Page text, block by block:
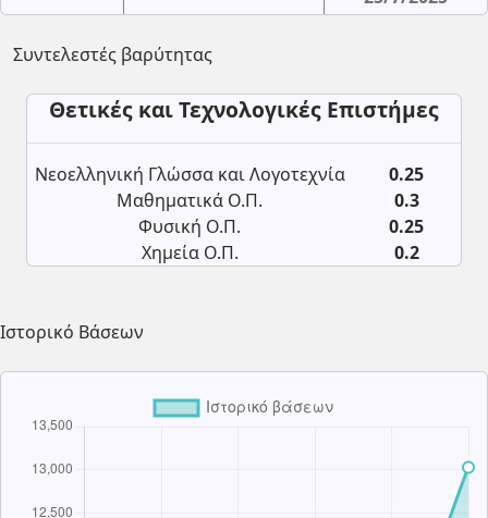
Συντελεστές βαρύτητας
Θετικές και Τεχνολογικές Επιστήμες
Νεοελληνική Γλώσσα και Λογοτεχνία
0.25
Μαθηματικά Ο.Π.
0.3
Φυσική Ο.Π.
0.25
Χημεία Ο.Π.
0.2
Ιστορικό Βάσεων